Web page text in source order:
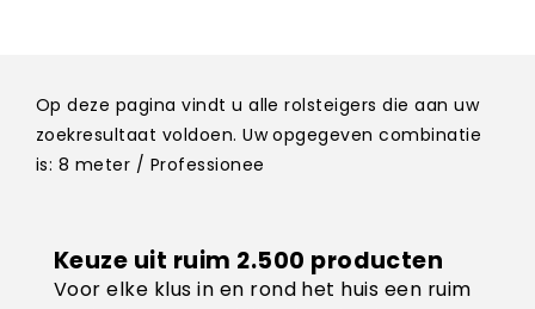
Op deze pagina vindt u alle rolsteigers die aan uw
zoekresultaat voldoen. Uw opgegeven combinatie
is: 8 meter / Professionee
Keuze uit ruim 2.500 producten
Voor elke klus in en rond het huis een ruim